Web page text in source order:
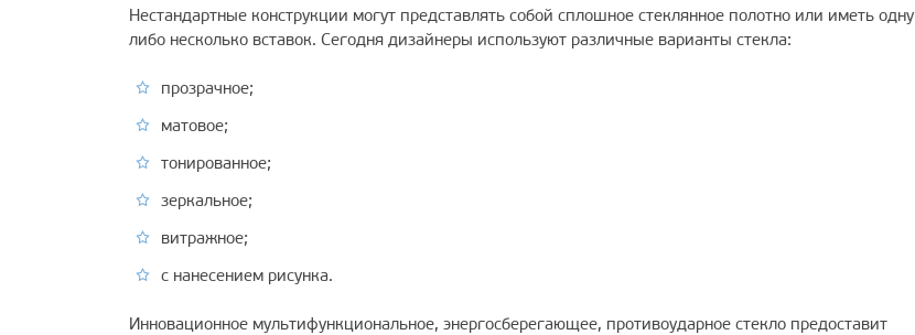
Нестандартные конструкции могут представлять собой сплошное стеклянное полотно или иметь одну
либо несколько вставок. Сегодня дизайнеры используют различные варианты стекла:
прозрачное;
матовое;
тонированное;
зеркальное;
витражное;
с нанесением рисунка.
Инновационное мультифункциональное, энергосберегающее, противоударное стекло предоставит